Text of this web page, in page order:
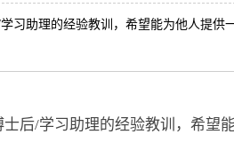
助理的经验教训，希望能为他人提
/学习助理的经验教训，希望